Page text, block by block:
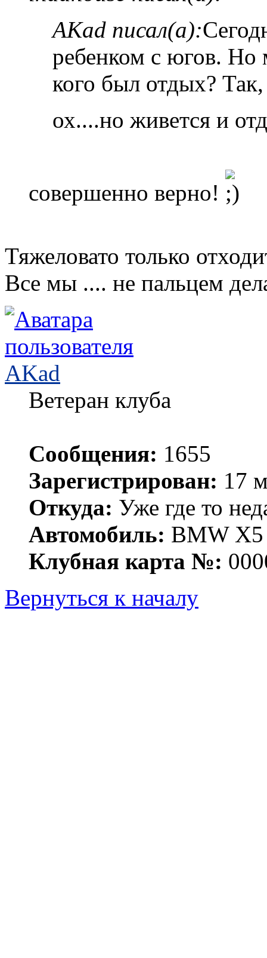
AKad писал(а):
ребенком с югов. Но
кого был отдых?
ох....но живется и
совершенно верно!
Тяжеловато только
Все мы .... не пальцем
AKad
Ветеран клуба
Сообщения: 1655
Зарегистрирован: 17
Откуда: Уже где то
Автомобиль: BMW X5
Клубная карта №:
Вернуться к началу